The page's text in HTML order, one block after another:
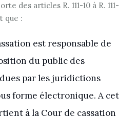
des articles R. 111-10 à R. 111-
que :
est responsable de
du public des
par les juridictions
forme électronique. A cet
à la Cour de cassation